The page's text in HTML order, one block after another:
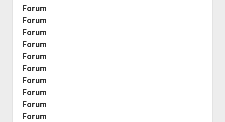
Forum
Forum
Forum
Forum
Forum
Forum
Forum
Forum
Forum
Forum